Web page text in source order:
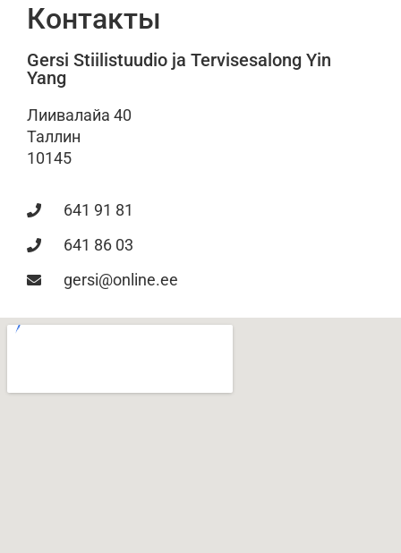
Контакты
Gersi Stiilistuudio ja Tervisesalong Yin
Yang
Лиивалайа 40
Таллин
10145
641 91 81
641 86 03
gersi@online.ee